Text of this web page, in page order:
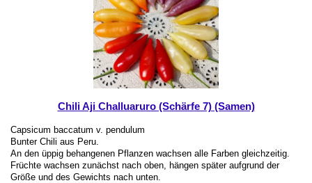
Chili Aji Challuaruro (Schärfe 7) (Samen)
Capsicum baccatum v. pendulum
Bunter Chili aus Peru.
An den üppig behangenen Pflanzen wachsen alle Farben gleichzeitig.
Früchte wachsen zunächst nach oben, hängen später aufgrund der
Größe und des Gewichts nach unten.